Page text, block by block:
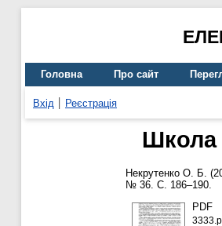
Головна Про сайт
Вхід Реєстрація
Школа
Некрутенко О. Б.
№ 36. С. 186–190.
PDF